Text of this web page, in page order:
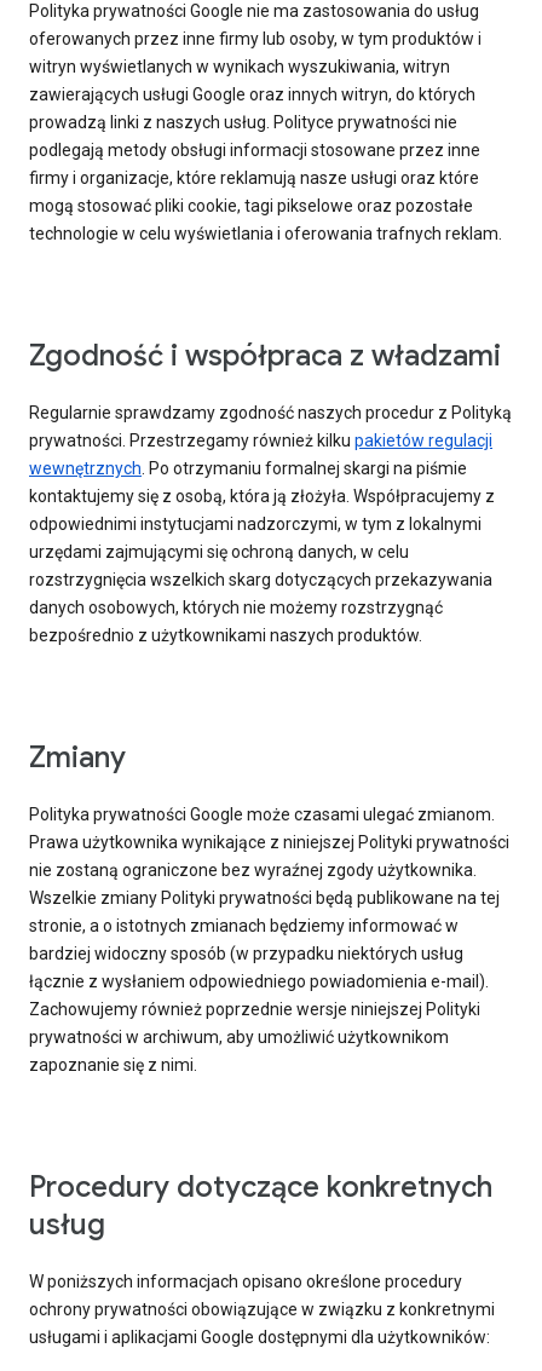
Polityka prywatności Google nie ma zastosowania do usług
oferowanych przez inne firmy lub osoby, w tym produktów i
witryn wyświetlanych w wynikach wyszukiwania, witryn
zawierających usługi Google oraz innych witryn, do których
prowadzą linki z naszych usług. Polityce prywatności nie
podlegają metody obsługi informacji stosowane przez inne
firmy i organizacje, które reklamują nasze usługi oraz które
mogą stosować pliki cookie, tagi pikselowe oraz pozostałe
technologie w celu wyświetlania i oferowania trafnych reklam.
Zgodność i współpraca z władzami
Regularnie sprawdzamy zgodność naszych procedur z Polityką
prywatności. Przestrzegamy również kilku pakietów regulacji
wewnętrznych. Po otrzymaniu formalnej skargi na piśmie
kontaktujemy się z osobą, która ją złożyła. Współpracujemy z
odpowiednimi instytucjami nadzorczymi, w tym z lokalnymi
urzędami zajmującymi się ochroną danych, w celu
rozstrzygnięcia wszelkich skarg dotyczących przekazywania
danych osobowych, których nie możemy rozstrzygnąć
bezpośrednio z użytkownikami naszych produktów.
Zmiany
Polityka prywatności Google może czasami ulegać zmianom.
Prawa użytkownika wynikające z niniejszej Polityki prywatności
nie zostaną ograniczone bez wyraźnej zgody użytkownika.
Wszelkie zmiany Polityki prywatności będą publikowane na tej
stronie, a o istotnych zmianach będziemy informować w
bardziej widoczny sposób (w przypadku niektórych usług
łącznie z wysłaniem odpowiedniego powiadomienia e-mail).
Zachowujemy również poprzednie wersje niniejszej Polityki
prywatności w archiwum, aby umożliwić użytkownikom
zapoznanie się z nimi.
Procedury dotyczące konkretnych
usług
W poniższych informacjach opisano określone procedury
ochrony prywatności obowiązujące w związku z konkretnymi
usługami i aplikacjami Google dostępnymi dla użytkowników: